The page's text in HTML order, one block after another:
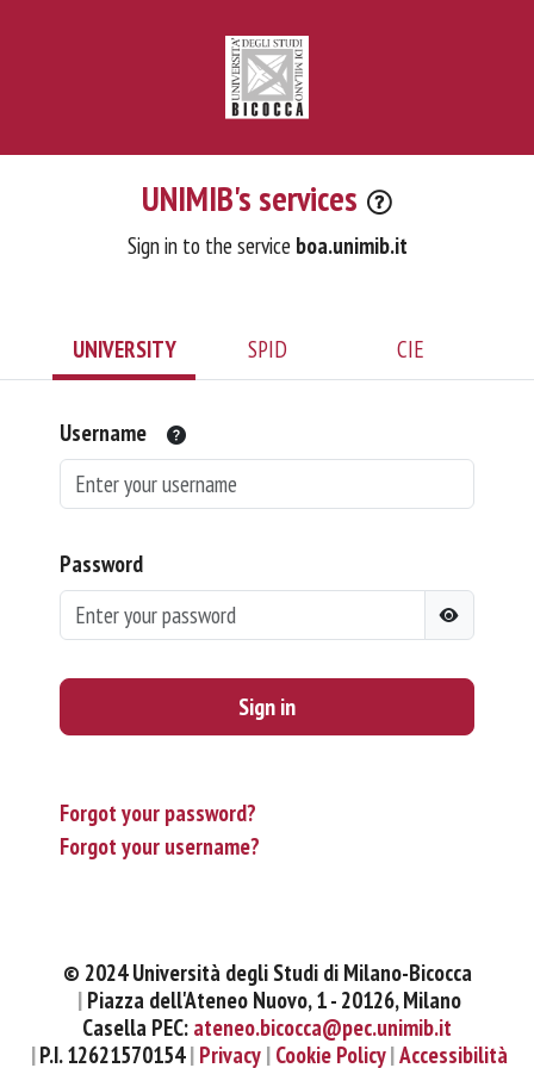
UNIMIB's services
Sign in to the service boa.unimib.it
UNIVERSITY SPID CIE
Username
Password
Sign in
Forgot your password?
Forgot your username?
© 2024 Università degli Studi di Milano-Bicocca
Piazza dell'Ateneo Nuovo, 1 - 20126, Milano
Casella PEC: ateneo.bicocca@pec.unimib.it
P.I. 12621570154 Privacy Cookie Policy Accessibilità